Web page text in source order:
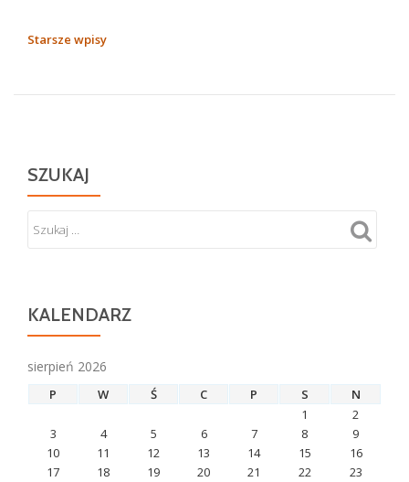
NAWIGACJA
Starsze wpisy
SZUKAJ
KALENDARZ
sierpień 2026
P W Ś C P S
N
1
2
3
4 5 6 7 8
9
10
11 12 13 14 15
16
17
18 19 20 21 22
23